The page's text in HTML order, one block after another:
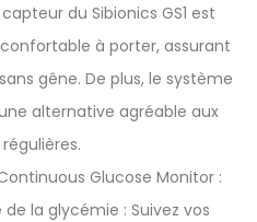
du Sibionics GS1 est
à porter, assurant
gêne. De plus, le système
alternative agréable aux
Glucose Monitor :
la glycémie : Suivez vos